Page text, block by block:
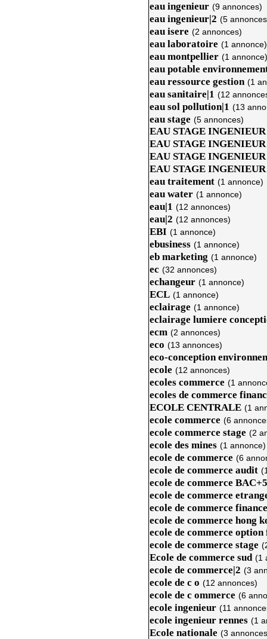
eau ingenieur (9 annonces)
eau ingenieur|2 (5
eau isere (2 annonces)
eau laboratoire (1 annonce)
eau montpellier (1 annonce)
eau potable
eau ressource gestion (1
eau sanitaire|1 (12
eau sol pollution|1 (13
eau stage (5 annonces)
EAU STAGE
EAU STAGE INGENIEUR
EAU STAGE
EAU STAGE INGENIEUR
eau traitement (1 annonce)
eau water (1 annonce)
eau|1 (12 annonces)
eau|2 (12 annonces)
EBI (1 annonce)
ebusiness (1 annonce)
eb marketing (1 annonce)
ec (32 annonces)
echangeur (1 annonce)
ECL (1 annonce)
eclairage (1 annonce)
eclairage lumiere
ecm (2 annonces)
eco (13 annonces)
eco-conception
ecole (12 annonces)
ecoles commerce (1
ecoles de commerce
ECOLE CENTRALE (1
ecole commerce (6
ecole commerce stage (2
ecole des mines (1 annonce)
ecole de commerce (6
ecole de commerce audit
ecole de commerce BAC+5
ecole de commerce
ecole de commerce finance
ecole de commerce hong
ecole de commerce
ecole de commerce stage
Ecole de commerce sud (1
ecole de commerce|2 (3
ecole de c o (12 annonces)
ecole de c ommerce (6
ecole ingenieur (11
ecole ingenieur rennes (1
Ecole nationale (3